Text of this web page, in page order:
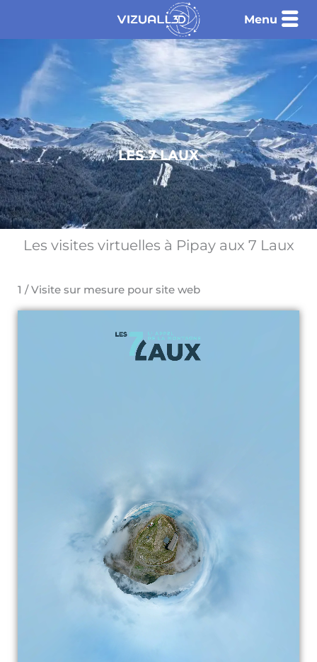
contenu
les 7 laux
Les visites virtuelles à Pipay aux 7 Laux
1 / Visite sur mesure pour site web
Menu